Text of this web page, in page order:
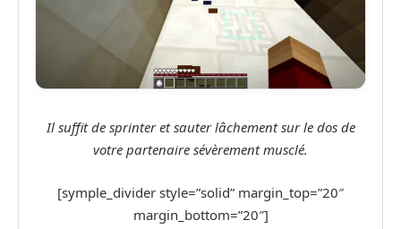
Il suffit de sprinter et sauter lâchement sur le dos de
votre partenaire sévèrement musclé.
[symple_divider style=”solid” margin_top=”20″
margin_bottom=”20″]